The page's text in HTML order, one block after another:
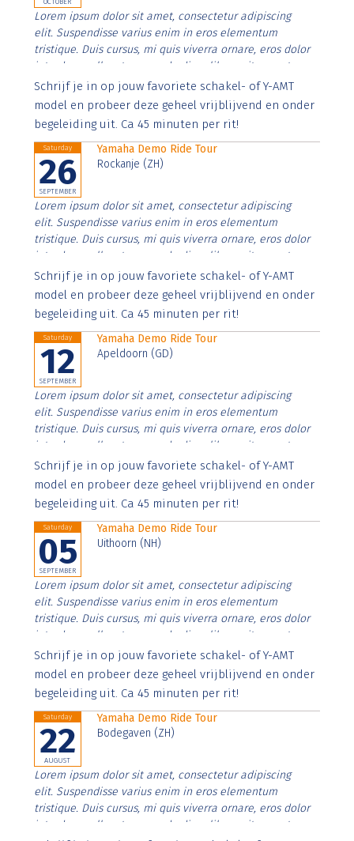
OCTOBER
Lorem ipsum dolor sit amet, consectetur adipiscing
elit. Suspendisse varius enim in eros elementum
tristique. Duis cursus, mi quis viverra ornare, eros dolor
interdum nulla, ut commodo diam libero vitae erat.
Aenean faucibus nibh et justo cursus id rutrum lorem
imperdiet. Nunc ut sem vitae risus tristique posuere.
Schrijf je in op jouw favoriete schakel- of Y-AMT
model en probeer deze geheel vrijblijvend en onder
begeleiding uit. Ca 45 minuten per rit!
Saturday
26
SEPTEMBER
Yamaha Demo Ride Tour
Rockanje (ZH)
Lorem ipsum dolor sit amet, consectetur adipiscing
elit. Suspendisse varius enim in eros elementum
tristique. Duis cursus, mi quis viverra ornare, eros dolor
interdum nulla, ut commodo diam libero vitae erat.
Aenean faucibus nibh et justo cursus id rutrum lorem
imperdiet. Nunc ut sem vitae risus tristique posuere.
Schrijf je in op jouw favoriete schakel- of Y-AMT
model en probeer deze geheel vrijblijvend en onder
begeleiding uit. Ca 45 minuten per rit!
Saturday
12
SEPTEMBER
Yamaha Demo Ride Tour
Apeldoorn (GD)
Lorem ipsum dolor sit amet, consectetur adipiscing
elit. Suspendisse varius enim in eros elementum
tristique. Duis cursus, mi quis viverra ornare, eros dolor
interdum nulla, ut commodo diam libero vitae erat.
Aenean faucibus nibh et justo cursus id rutrum lorem
imperdiet. Nunc ut sem vitae risus tristique posuere.
Schrijf je in op jouw favoriete schakel- of Y-AMT
model en probeer deze geheel vrijblijvend en onder
begeleiding uit. Ca 45 minuten per rit!
Saturday
05
SEPTEMBER
Yamaha Demo Ride Tour
Uithoorn (NH)
Lorem ipsum dolor sit amet, consectetur adipiscing
elit. Suspendisse varius enim in eros elementum
tristique. Duis cursus, mi quis viverra ornare, eros dolor
interdum nulla, ut commodo diam libero vitae erat.
Aenean faucibus nibh et justo cursus id rutrum lorem
imperdiet. Nunc ut sem vitae risus tristique posuere.
Schrijf je in op jouw favoriete schakel- of Y-AMT
model en probeer deze geheel vrijblijvend en onder
begeleiding uit. Ca 45 minuten per rit!
Saturday
22
AUGUST
Yamaha Demo Ride Tour
Bodegaven (ZH)
Lorem ipsum dolor sit amet, consectetur adipiscing
elit. Suspendisse varius enim in eros elementum
tristique. Duis cursus, mi quis viverra ornare, eros dolor
interdum nulla, ut commodo diam libero vitae erat.